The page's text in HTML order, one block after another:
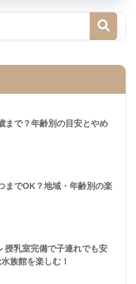
まで？年齢別の目安とやめ
までOK？地域・年齢別の楽
授乳室完備で子連れでも安
族館を楽しむ！